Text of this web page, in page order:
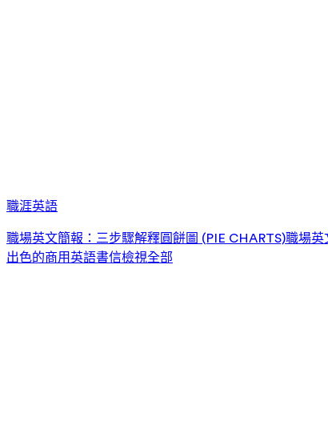
職涯英語
職場英文簡報：三步驟解釋圓餅圖 (PIE CHARTS)職場英
出色的商用英語書信檢視全部